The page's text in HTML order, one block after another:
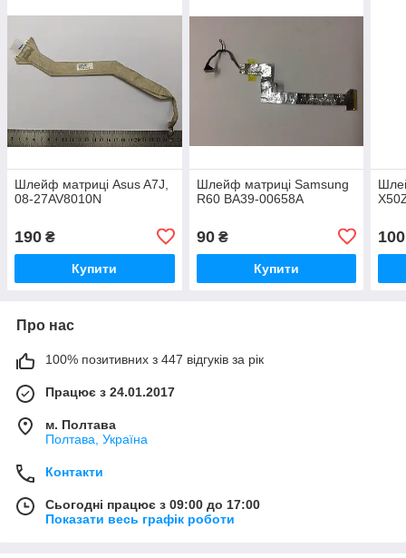
Шлейф матриці Asus A7J,
08-27AV8010N
190 ₴
Купити
Шлейф матриці Samsung
R60 BA39-00658A
90₴
Купити
100
Про нас
100% позитивних з 447 відгуків за рік
Працює з 24.01.2017
м. Полтава
Полтава, Україна
Контакти
Сьогодні працює з 09:00 до 17:00
Показати весь графік роботи